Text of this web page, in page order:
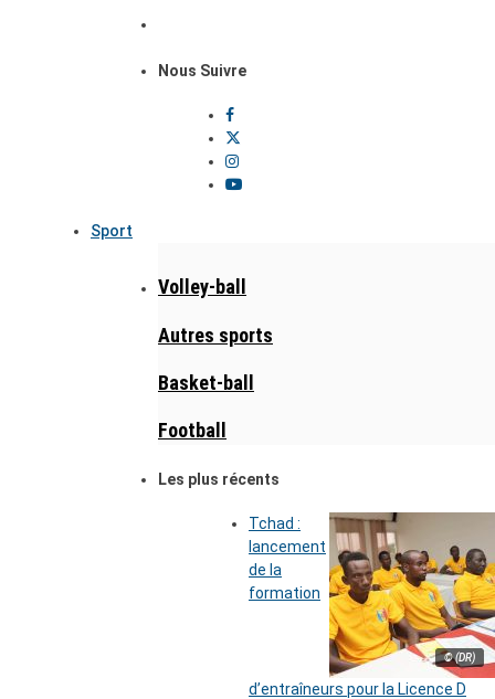
Nous Suivre
Sport
Volley-ball
Autres sports
Basket-ball
Football
Les plus récents
© (DR)
Tchad :
lancement
de la
formation
d’entraîneurs pour la Licence D